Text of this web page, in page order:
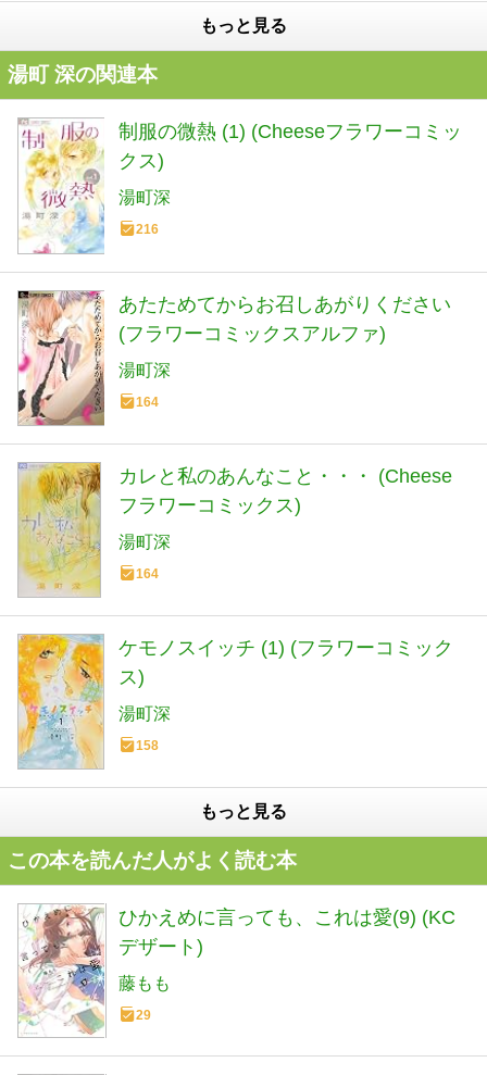
もっと見る
湯町 深の関連本
制服の微熱 (1) (Cheeseフラワーコミッ
クス)
湯町深
216
あたためてからお召しあがりください
(フラワーコミックスアルファ)
湯町深
164
カレと私のあんなこと・・・ (Cheese
フラワーコミックス)
湯町深
164
ケモノスイッチ (1) (フラワーコミック
ス)
湯町深
158
もっと見る
この本を読んだ人がよく読む本
ひかえめに言っても、これは愛(9) (KC
デザート)
藤もも
29